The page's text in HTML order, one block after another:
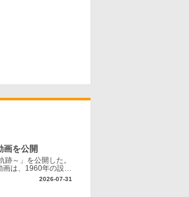
画を公開
～」を公開した。
画は、1960年の設立
2026-07-31